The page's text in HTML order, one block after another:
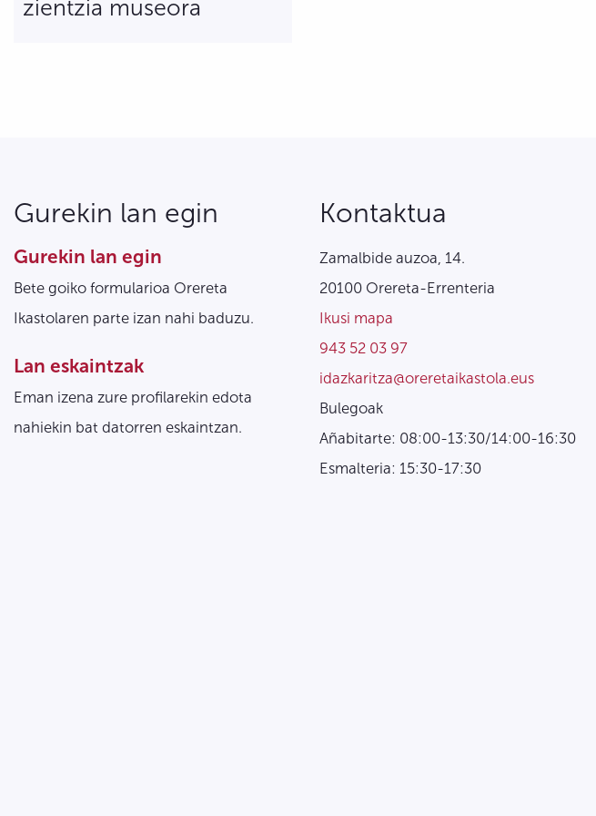
zientzia museora
Gurekin lan egin
Gurekin lan egin
Bete goiko formularioa Orereta
Ikastolaren parte izan nahi baduzu.
Lan eskaintzak
Eman izena zure profilarekin edota
nahiekin bat datorren eskaintzan.
Kontaktua
Zamalbide auzoa, 14.
20100 Orereta-Errenteria
Ikusi mapa
943 52 03 97
idazkaritza@oreretaikastola.eus
Bulegoak
Añabitarte: 08:00-13:30/14:00-16:30
Esmalteria: 15:30-17:30